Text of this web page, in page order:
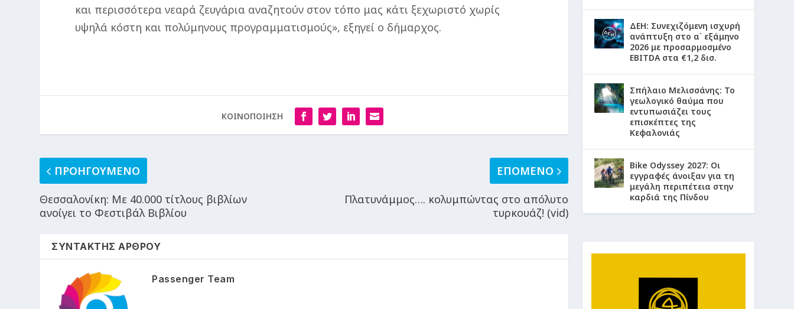
και περισσότερα νεαρά ζευγάρια αναζητούν στον τόπο μας κάτι ξεχωριστό χωρίς
υψηλά κόστη και πολύμηνους προγραμματισμούς», εξηγεί ο δήμαρχος.
ΚΟΙΝΟΠΟΙΗΣΗ
ΠΡΟΗΓΟΥΜΕΝΟ
Θεσσαλονίκη: Με 40.000 τίτλους βιβλίων
ανοίγει το Φεστιβάλ Βιβλίου
ΕΠΟΜΕΝΟ
Πλατυνάμμος…. κολυμπώντας στο απόλυτο
τυρκουάζ! (vid)
ΣΥΝΤΑΚΤΗΣ ΑΡΘΡΟΥ
Passenger Team
ΔΕΗ: Συνεχιζόμενη ισχυρή
ανάπτυξη στο α΄ εξάμηνο
2026 με προσαρμοσμένο
EBITDA στα €1,2 δισ.
Σπήλαιο Μελισσάνης: Το
γεωλογικό θαύμα που
εντυπωσιάζει τους
επισκέπτες της
Κεφαλονιάς
Bike Odyssey 2027: Οι
εγγραφές άνοιξαν για τη
μεγάλη περιπέτεια στην
καρδιά της Πίνδου